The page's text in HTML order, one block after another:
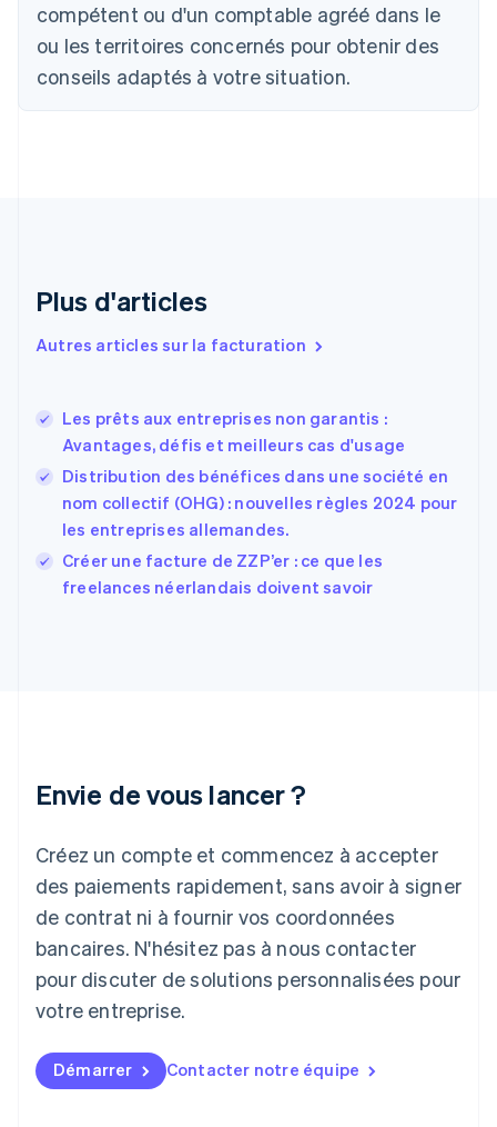
compétent ou d'un comptable agréé dans le
ou les territoires concernés pour obtenir des
conseils adaptés à votre situation.
Plus d'articles
Autres articles sur la facturation
Les prêts aux entreprises non garantis :
Avantages, défis et meilleurs cas d'usage
Distribution des bénéfices dans une société en
nom collectif (OHG) : nouvelles règles 2024 pour
les entreprises allemandes.
Créer une facture de ZZP’er : ce que les
freelances néerlandais doivent savoir
Envie de vous lancer ?
Créez un compte et commencez à accepter
des paiements rapidement, sans avoir à signer
de contrat ni à fournir vos coordonnées
bancaires. N'hésitez pas à nous contacter
pour discuter de solutions personnalisées pour
votre entreprise.
Démarrer Contacter notre équipe
Português English
Bulgarie
English
Canada
EnglishFrançais
English
Émirats arabes unis
Estonie
English
États-Unis
EnglishEspañol 简体中文
Finlande
EnglishSvenska
FrançaisEnglish
Gibraltar
English
Italie
Japon
日本語
Lettonie
English
Liechtenstein
DeutschEnglish
English
FrançaisDeutschEnglish
Malaisie